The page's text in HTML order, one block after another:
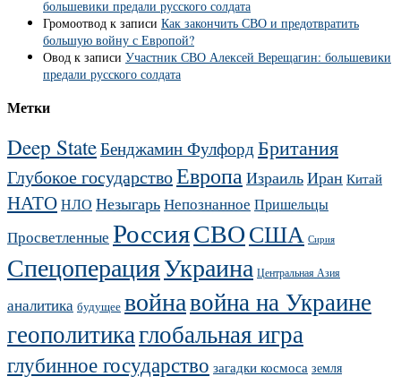
большевики предали русского солдата
Громоотвод к записи Как закончить СВО и предотвратить
большую войну с Европой?
Овод к записи Участник СВО Алексей Верещагин: большевики
предали русского солдата
Метки
Deep StateБенджамин Фулфорд Британия
Глубокое государствоЕвропаИзраильИран Китай
НАТОНЛО НезыгарьНепознанное Пришельцы
Просветленные РоссияСВОСША Сирия
СпецоперацияУкраина Центральная Азия
аналитика будущее войнавойна на Украине
геополитикаглобальная игра
глубинное государство загадки космоса земля